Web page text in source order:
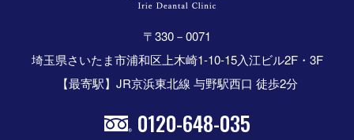
〒330－0071
埼玉県さいたま市浦和区上木崎1-10-15入江ビル2F・3F
【最寄駅】JR京浜東北線 与野駅西口 徒歩2分
0120-648-035